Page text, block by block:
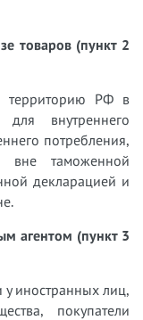
товаров (пункт 2
территорию РФ в
внутреннего
потребления,
вне таможенной
декларацией и
агентом (пункт 3
иностранных лиц,
покупатели